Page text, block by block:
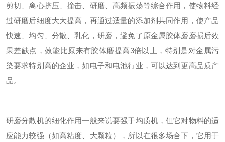
剪切、离心挤压、撞击、研磨、高频振荡等综合作用，使物料经
过研磨后细度大大提高，再通过适量的添加剂共同作用，使产品
快速、均匀、分散、乳化，研磨，避免了原金属胶体磨磨损后效
果差缺点，效能比原来有胶体磨提高3倍以上，特别是对金属污
染要求特别高的企业，如电子和电池行业，可以达到更高品质产
品。
研磨分散机的细化作用一般来说要强于均质机，但它对物料的适
应能力较强（如高粘度、大颗粒），所以在很多场合下，它用于